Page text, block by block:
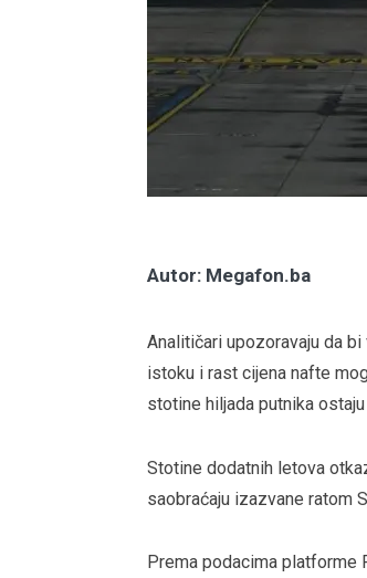
Autor: Megafon.ba
Analitičari upozoravaju da
istoku i rast cijena nafte
stotine hiljada putnika
Stotine dodatnih letova
saobraćaju izazvane ratom
Prema podacima platforme